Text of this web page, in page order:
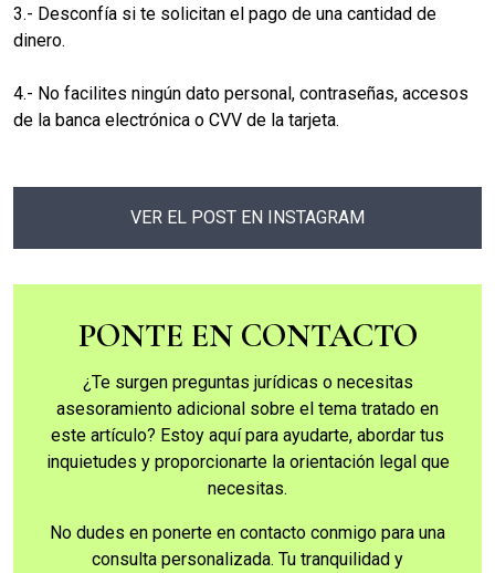
3.- Desconfía si te solicitan el pago de una cantidad de
dinero.
4.- No facilites ningún dato personal, contraseñas, accesos
de la banca electrónica o CVV de la tarjeta.
VER EL POST EN INSTAGRAM
PONTE EN CONTACTO
¿Te surgen preguntas jurídicas o necesitas
asesoramiento adicional sobre el tema tratado en
este artículo? Estoy aquí para ayudarte, abordar tus
inquietudes y proporcionarte la orientación legal que
necesitas.
No dudes en ponerte en contacto conmigo para una
consulta personalizada. Tu tranquilidad y